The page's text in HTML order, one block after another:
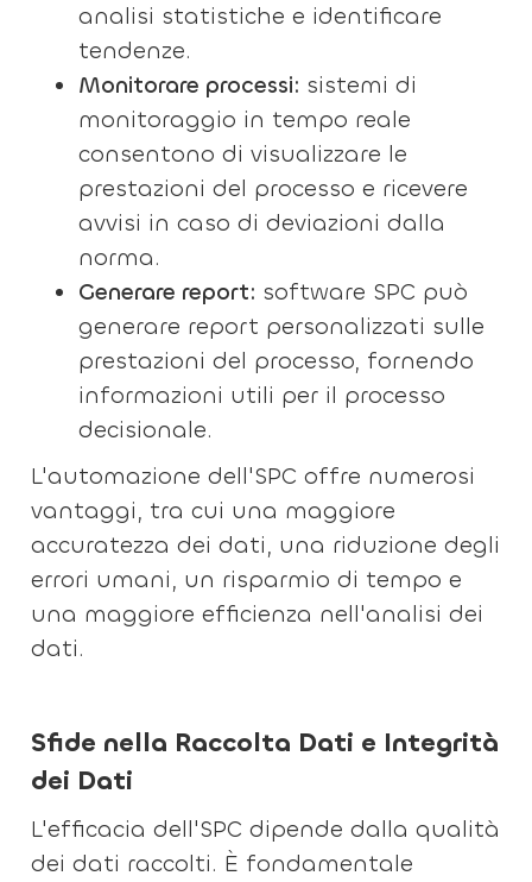
analisi statistiche e identificare
tendenze.
Monitorare processi: sistemi di
monitoraggio in tempo reale
consentono di visualizzare le
prestazioni del processo e ricevere
avvisi in caso di deviazioni dalla
norma.
Generare report: software SPC può
generare report personalizzati sulle
prestazioni del processo, fornendo
informazioni utili per il processo
decisionale.
L'automazione dell'SPC offre numerosi
vantaggi, tra cui una maggiore
accuratezza dei dati, una riduzione degli
errori umani, un risparmio di tempo e
una maggiore efficienza nell'analisi dei
dati.
Sfide nella Raccolta Dati e Integrità
dei Dati
L'efficacia dell'SPC dipende dalla qualità
dei dati raccolti. È fondamentale